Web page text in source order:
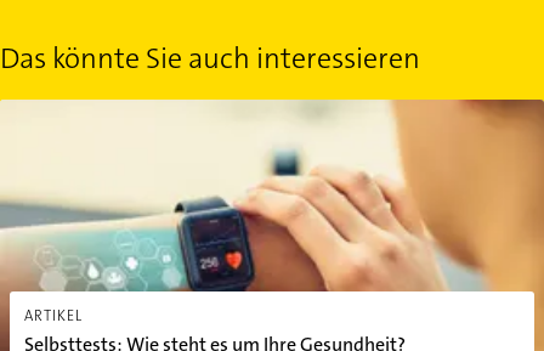
Das könnte Sie auch interessieren
ARTIKEL
Selbsttests: Wie steht es um Ihre Gesundheit?